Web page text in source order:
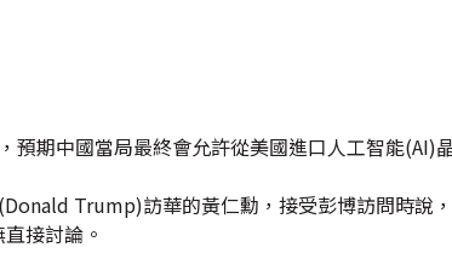
預期中國當局最終會允許從美國進口人工智能(AI)
Trump)訪華的黃仁勳，接受彭博訪問時說
接討論。